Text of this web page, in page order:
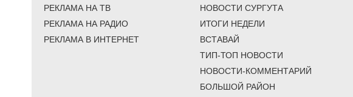
РЕКЛАМА НА ТВ
РЕКЛАМА НА РАДИО
РЕКЛАМА В ИНТЕРНЕТ
НОВОСТИ СУРГУТА
ИТОГИ НЕДЕЛИ
ВСТАВАЙ
ТИП-ТОП НОВОСТИ
НОВОСТИ-КОММЕНТАРИЙ
БОЛЬШОЙ РАЙОН